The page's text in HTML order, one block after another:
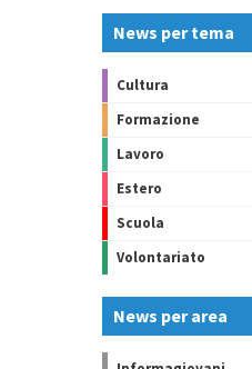
News per tema
Cultura
Formazione
Lavoro
Estero
Scuola
Volontariato
News per area